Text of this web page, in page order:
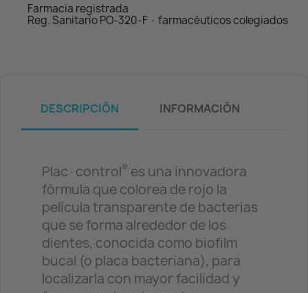
Farmacia registrada
Reg. Sanitario PO-320-F · farmacéuticos colegiados
DESCRIPCIÓN INFORMACIÓN
Plac·control® es una innovadora
fórmula que colorea de rojo la
película transparente de bacterias
que se forma alrededor de los
dientes, conocida como biofilm
bucal (o placa bacteriana), para
localizarla con mayor facilidad y